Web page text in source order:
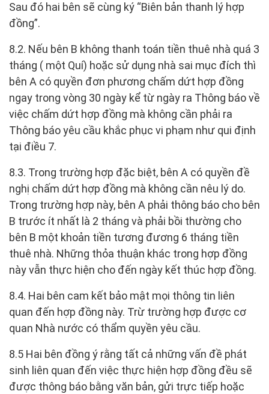
Sau đó hai bên sẽ cùng ký “Biên bản thanh lý hợp
đồng”.
8.2. Nếu bên B không thanh toán tiền thuê nhà quá 3
tháng ( một Quí) hoặc sử dụng nhà sai mục đích thì
bên A có quyền đơn phương chấm dứt hợp đồng
ngay trong vòng 30 ngày kể từ ngày ra Thông báo về
việc chấm dứt hợp đồng mà không cần phải ra
Thông báo yêu cầu khắc phục vi phạm như qui định
tại điều 7.
8.3. Trong trường hợp đặc biệt, bên A có quyền đề
nghị chấm dứt hợp đồng mà không cần nêu lý do.
Trong trường hợp này, bên A phải thông báo cho bên
B trước ít nhất là 2 tháng và phải bồi thường cho
bên B một khoản tiền tương đương 6 tháng tiền
thuê nhà. Những thỏa thuận khác trong hợp đồng
này vẫn thực hiện cho đến ngày kết thúc hợp đồng.
8.4. Hai bên cam kết bảo mật mọi thông tin liên
quan đến hợp đồng này. Trừ trường hợp được cơ
quan Nhà nước có thẩm quyền yêu cầu.
8.5 Hai bên đồng ý rằng tất cả những vấn đề phát
sinh liên quan đến việc thực hiện hợp đồng đều sẽ
được thông báo bằng văn bản, gửi trực tiếp hoặc